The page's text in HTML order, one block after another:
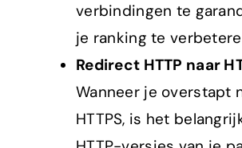
verbindingen te
je ranking te
Redirect HTTP naar
Wanneer je overstapt
HTTPS, is het